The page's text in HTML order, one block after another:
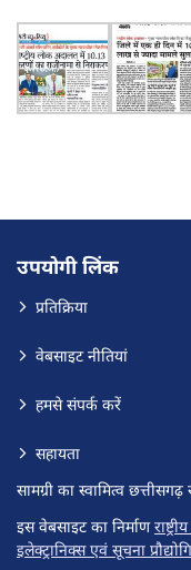
उपयोगी लिंक
प्रतिक्रिया
वेबसाइट नीतियां
हमसे संपर्क करें
सहायता
सामग्री का स्वामित्व
इस वेबसाइट का निर्माण
इलेक्ट्रानिक्स एवं सूचना